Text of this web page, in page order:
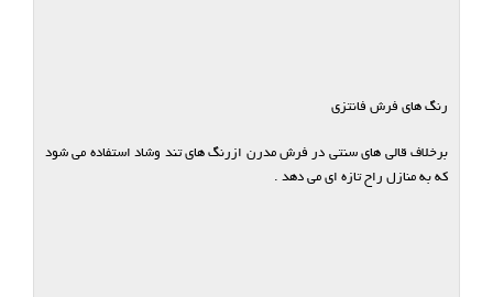
رنگ های فرش فانتزی
برخلاف قالی های سنتی در فرش مدرن ازرنگ های تند وشاد استفاده می شود
که به منازل راح تازه ای می دهد .